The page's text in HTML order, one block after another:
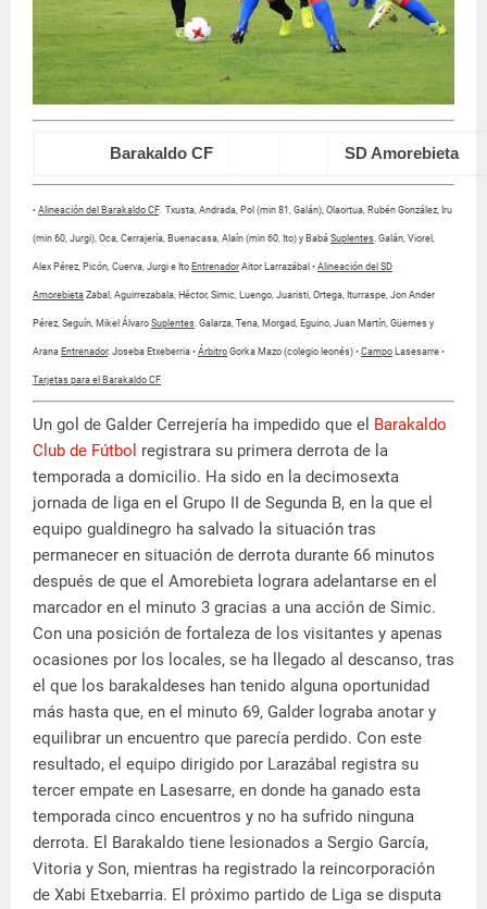
Barakaldo CF SD Amorebieta
• Alineación del Barakaldo CF. Txusta, Andrada, Pol (min 81, Galán), Olaortua, Rubén González, Iru
(min 60, Jurgi), Oca, Cerrajería, Buenacasa, Alaín (min 60, Ito) y Babá Suplentes . Galán, Viorel,
Alex Pérez, Picón, Cuerva, Jurgi e Ito Entrenador Aitor Larrazábal • Alineación del SD
Amorebieta Zabal, Aguirrezabala, Héctor, Simic, Luengo, Juaristi, Ortega, Iturraspe, Jon Ander
Pérez, Seguín, Mikel Álvaro Suplentes . Galarza, Tena, Morgad, Eguino, Juan Martín, Güemes y
Arana Entrenador. Joseba Etxeberria • Árbitro Gorka Mazo (colegio leonés) • Campo Lasesarre •
Tarjetas para el Barakaldo CF
Un gol de Galder Cerrejería ha impedido que el Barakaldo
Club de Fútbol registrara su primera derrota de la
temporada a domicilio. Ha sido en la decimosexta
jornada de liga en el Grupo II de Segunda B, en la que el
equipo gualdinegro ha salvado la situación tras
permanecer en situación de derrota durante 66 minutos
después de que el Amorebieta lograra adelantarse en el
marcador en el minuto 3 gracias a una acción de Simic.
Con una posición de fortaleza de los visitantes y apenas
ocasiones por los locales, se ha llegado al descanso, tras
el que los barakaldeses han tenido alguna oportunidad
más hasta que, en el minuto 69, Galder lograba anotar y
equilibrar un encuentro que parecía perdido. Con este
resultado, el equipo dirigido por Larazábal registra su
tercer empate en Lasesarre, en donde ha ganado esta
temporada cinco encuentros y no ha sufrido ninguna
derrota. El Barakaldo tiene lesionados a Sergio García,
Vitoria y Son, mientras ha registrado la reincorporación
de Xabi Etxebarria. El próximo partido de Liga se disputa